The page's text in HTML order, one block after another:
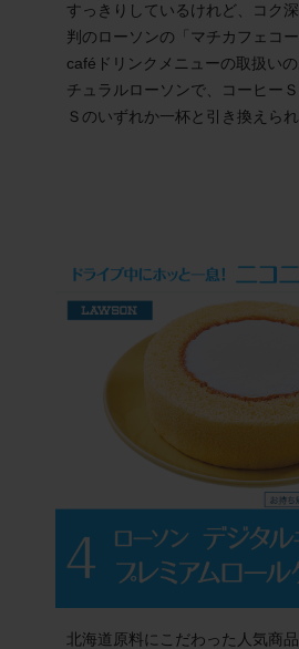
すっきりしているけれど、コク
判のローソンの「マチカフェコ
caféドリンクメニューの取扱い
チュラルローソンで、コーヒー
Ｓのいずれか一杯と引き換えられ
北海道原料にこだわった人気商